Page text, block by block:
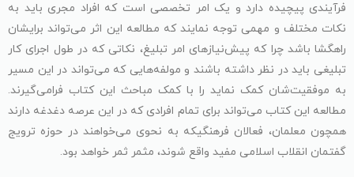
فرآیندی پیچیده دارد و یک امر تخصصی است که افراد مجری باید به
نکات مختلف و مهمی توجه نمایند که مطالعه این اثر می‌تواند برایشان
راهگشا باشد چرا که پیش‌نیاز‌های امر تبلیغ، نکاتی که در طول اجرای کار
تبلیغی باید در نظر داشته باشند و مولفه‌هایی که می‌تواند در این مسیر
به موفقیت‌شان کمک نماید را با کمک مباحث این کتاب فرامی‌گیرند.
مطالعه این کتاب می‌تواند برای تمام افرادی که در این عرصه دغدغه دارند
همچون معلمان، فعالان فرهنگیکه به نحوی می‌خواهند در حوزه ترویج
گفتمان انقلاب اسلامی مفید واقع شوند، مثمر ثمر خواهد بود.